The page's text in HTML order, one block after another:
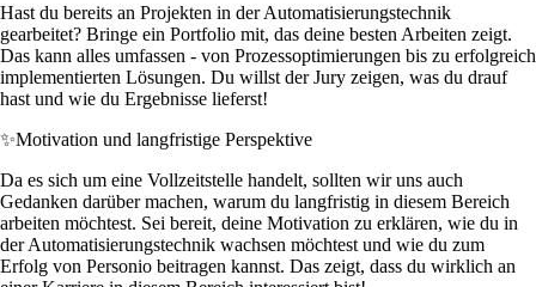
Hast du bereits an Projekten in der Automatisierungstechnik
gearbeitet? Bringe ein Portfolio mit, das deine besten Arbeiten zeigt.
Das kann alles umfassen - von Prozessoptimierungen bis zu erfolgreich
implementierten Lösungen. Du willst der Jury zeigen, was du drauf
hast und wie du Ergebnisse lieferst!
✨Motivation und langfristige Perspektive
Da es sich um eine Vollzeitstelle handelt, sollten wir uns auch
Gedanken darüber machen, warum du langfristig in diesem Bereich
arbeiten möchtest. Sei bereit, deine Motivation zu erklären, wie du in
der Automatisierungstechnik wachsen möchtest und wie du zum
Erfolg von Personio beitragen kannst. Das zeigt, dass du wirklich an